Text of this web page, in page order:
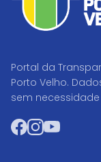
Portal da
Porto Velho.
sem
Facebook
Instagram
YouTube